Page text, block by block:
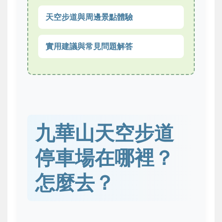
天空步道與周邊景點體驗
實用建議與常見問題解答
九華山天空步道
停車場在哪裡？
怎麼去？